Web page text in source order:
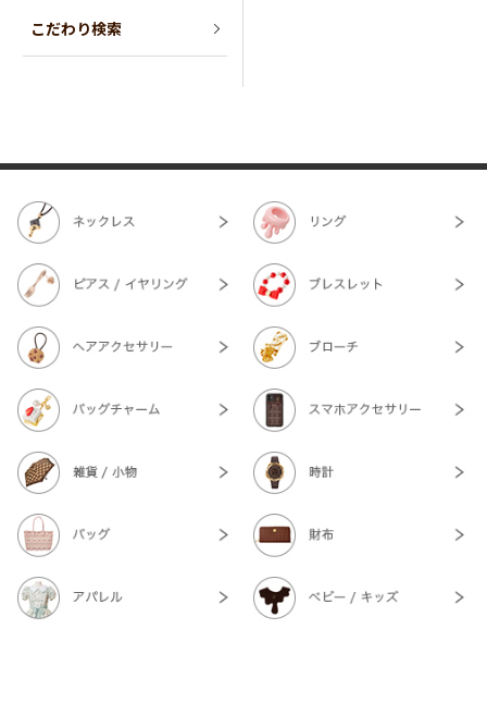
こだわり検索